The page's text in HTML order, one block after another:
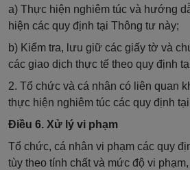
a) Thực hiện nghiêm túc và hướng
hiện các quy định tại Thông tư này;
b) Kiểm tra, lưu giữ các giấy tờ và
các giao dịch thực tế theo quy định
2. Tổ chức và cá nhân có liên quan
thực hiện nghiêm túc các quy định
Điều 6. Xử lý vi phạm
Tổ chức, cá nhân vi phạm các quy
tùy theo tính chất và mức độ vi